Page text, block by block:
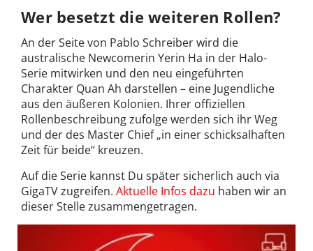
Wer besetzt die weiteren Rollen?
An der Seite von Pablo Schreiber wird die
australische Newcomerin Yerin Ha in der Halo-
Serie mitwirken und den neu eingeführten
Charakter Quan Ah darstellen – eine Jugendliche
aus den äußeren Kolonien. Ihrer offiziellen
Rollenbeschreibung zufolge werden sich ihr Weg
und der des Master Chief „in einer schicksalhaften
Zeit für beide“ kreuzen.
Auf die Serie kannst Du später sicherlich auch via
GigaTV zugreifen. Aktuelle Infos dazu haben wir an
dieser Stelle zusammengetragen.